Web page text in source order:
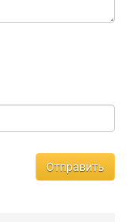
Отправить